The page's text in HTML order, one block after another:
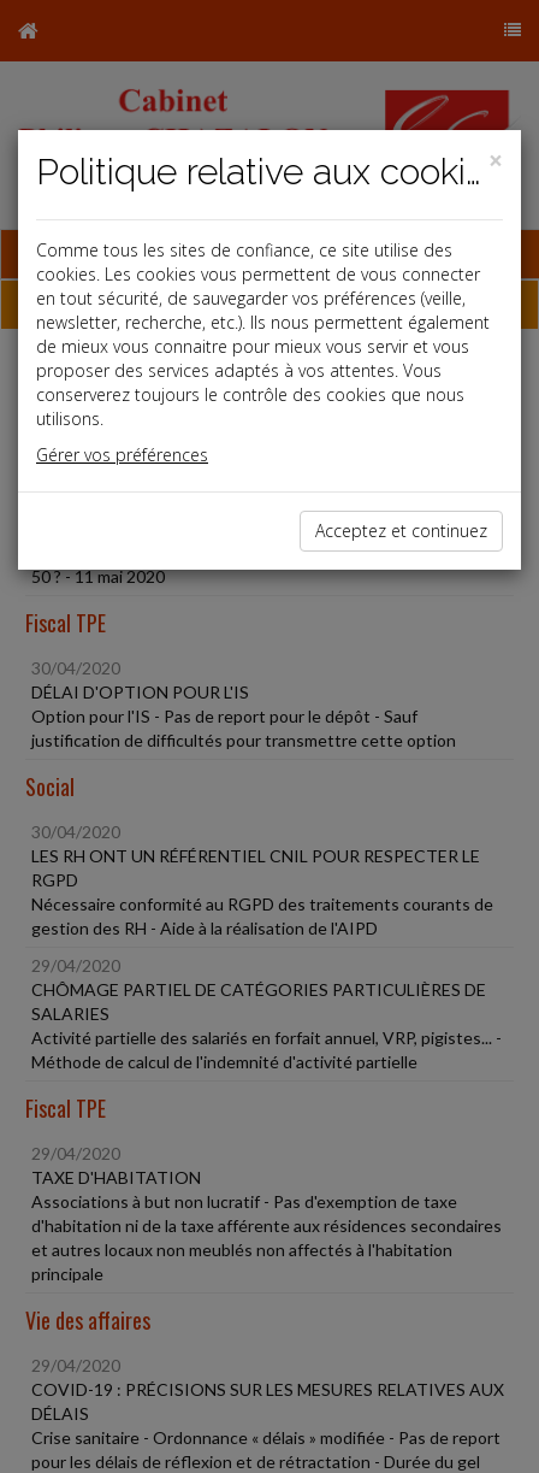
Base documentaire
Dépêches
Liste des dernières dépêches
Vie des affaires
LE PLAFOND DU PAIEMENT SANS CONTACT RELEVÉ À 50 ?
Paiement par carte sans contact - Relèvement du plafond à
50 ? - 11 mai 2020
Fiscal TPE
30/04/2020
DÉLAI D'OPTION POUR L'IS
Option pour l'IS - Pas de report pour le dépôt - Sauf
justification de difficultés pour transmettre cette option
Social
30/04/2020
LES RH ONT UN RÉFÉRENTIEL CNIL POUR RESPECTER LE
RGPD
Nécessaire conformité au RGPD des traitements courants de
gestion des RH - Aide à la réalisation de l'AIPD
29/04/2020
CHÔMAGE PARTIEL DE CATÉGORIES PARTICULIÈRES DE
SALARIES
Activité partielle des salariés en forfait annuel, VRP, pigistes... -
Méthode de calcul de l'indemnité d'activité partielle
Fiscal TPE
29/04/2020
TAXE D'HABITATION
Associations à but non lucratif - Pas d'exemption de taxe
d'habitation ni de la taxe afférente aux résidences secondaires
et autres locaux non meublés non affectés à l'habitation
principale
Vie des affaires
29/04/2020
COVID-19 : PRÉCISIONS SUR LES MESURES RELATIVES AUX
DÉLAIS
Crise sanitaire - Ordonnance « délais » modifiée - Pas de report
pour les délais de réflexion et de rétractation - Durée du gel
×
Politique relative aux cookies
Comme tous les sites de confiance, ce site utilise des
cookies. Les cookies vous permettent de vous connecter
en tout sécurité, de sauvegarder vos préférences (veille,
newsletter, recherche, etc.). Ils nous permettent également
de mieux vous connaitre pour mieux vous servir et vous
proposer des services adaptés à vos attentes. Vous
conserverez toujours le contrôle des cookies que nous
utilisons.
Gérer vos préférences
Acceptez et continuez